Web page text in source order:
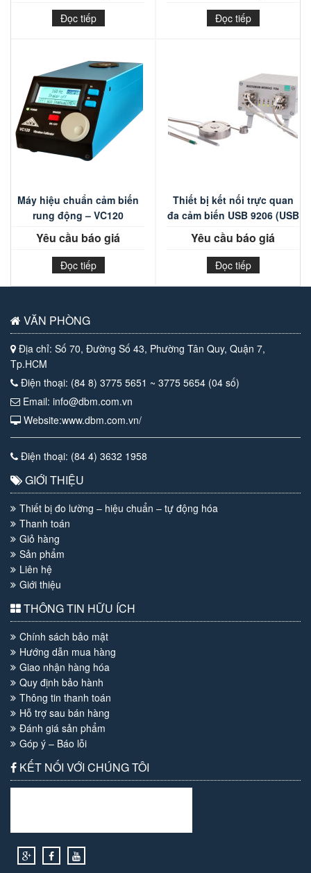
Đọc tiếp Đọc tiếp
Máy hiệu chuẩn cảm biến
rung động – VC120
Yêu cầu báo giá
Đọc tiếp
Thiết bị kết nối trực quan
đa cảm biến USB 9206 (USB
MULTISENSOR INTERFACE)
Yêu cầu báo giá
Đọc tiếp
VĂN PHÒNG
Địa chỉ: Số 70, Đường Số 43, Phường Tân Quy, Quận 7,
Tp.HCM
Điện thoại: (84 8) 3775 5651 ~ 3775 5654 (04 số)
Email: info@dbm.com.vn
Website:www.dbm.com.vn/
Điện thoại: (84 4) 3632 1958
GIỚI THIỆU
Thiết bị đo lường – hiệu chuẩn – tự động hóa
Thanh toán
Giỏ hàng
Sản phẩm
Liên hệ
Giới thiệu
THÔNG TIN HỮU ÍCH
Chính sách bảo mật
Hướng dẫn mua hàng
Giao nhận hàng hóa
Quy định bảo hành
Thông tin thanh toán
Hỗ trợ sau bán hàng
Đánh giá sản phẩm
Góp ý – Báo lỗi
KẾT NỐI VỚI CHÚNG TÔI